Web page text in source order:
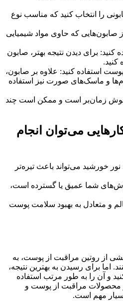
را انتخاب کنید که مناسب نوع
صابون‌هایی که حاوی مواد شیمیایی
برای دیدن نتیجه بهتر، صابون
کنید.
استفاده کنید: علاوه بر صابون،
و ماسک‌های صورت نیز استفاده
جوش زمان‌بر است و ممکن است چند
می‌توان انجام
خورشید می‌تواند باعث تیره‌تر
شما عمیق یا گسترده است،
و متعادل به بهبود سلامت پوست
از روتین مراقبت از پوست، به
برای رسیدن به بهترین نتیجه،
و آن را به طور مرتب استفاده
محصولات مراقبت از پوست و
مهم است.